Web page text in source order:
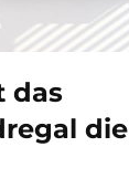
das
die